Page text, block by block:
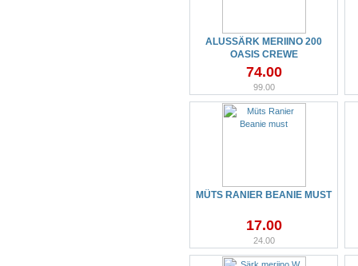
ALUSSÄRK MERIINO 200
OASIS CREWE
74.00
99.00
MÜTS RANIER BEANIE MUST
17.00
24.00